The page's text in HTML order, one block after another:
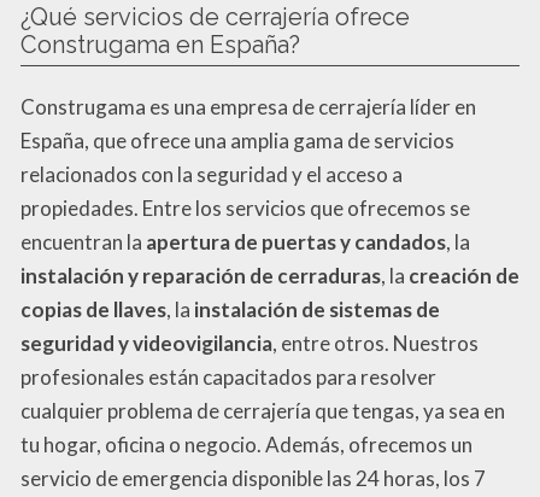
¿Qué servicios de cerrajería ofrece
Construgama en España?
Construgama es una empresa de cerrajería líder en
España, que ofrece una amplia gama de servicios
relacionados con la seguridad y el acceso a
propiedades. Entre los servicios que ofrecemos se
encuentran la apertura de puertas y candados, la
instalación y reparación de cerraduras, la creación de
copias de llaves, la instalación de sistemas de
seguridad y videovigilancia, entre otros. Nuestros
profesionales están capacitados para resolver
cualquier problema de cerrajería que tengas, ya sea en
tu hogar, oficina o negocio. Además, ofrecemos un
servicio de emergencia disponible las 24 horas, los 7